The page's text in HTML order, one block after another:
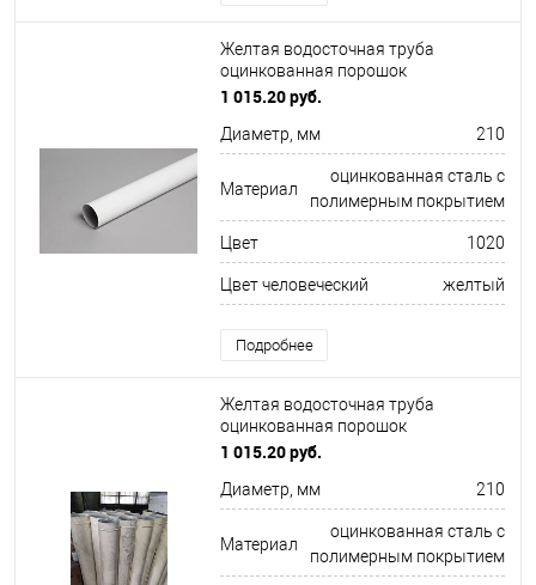
Желтая водосточная труба
оцинкованная порошок
ф210х1250мм RAL 1020
1 015.20 руб.
Диаметр, мм 210
Материал
оцинкованная сталь с
полимерным покрытием
Цвет 1020
Цвет человеческий желтый
Подробнее
Желтая водосточная труба
оцинкованная порошок
ф210х1250мм RAL 1015
1 015.20 руб.
Диаметр, мм 210
Материал
оцинкованная сталь с
полимерным покрытием